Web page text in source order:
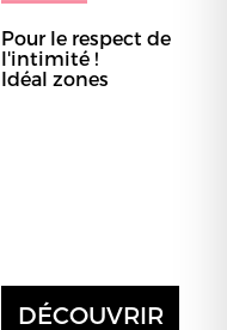
Pour le respect de
l'intimité !
Idéal zones
DÉCOUVRIR